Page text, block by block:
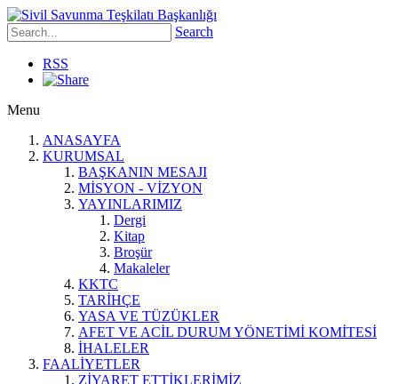
Search
RSS
Menu
ANASAYFA
KURUMSAL
BAŞKANIN MESAJI
MİSYON - VİZYON
YAYINLARIMIZ
Dergi
Kitap
Broşür
Makaleler
KKTC
TARİHÇE
YASA VE TÜZÜKLER
AFET VE ACİL DURUM YÖNETİMİ KOMİTESİ
İHALELER
FAALİYETLER
ZİYARET ETTİKLERİMİZ